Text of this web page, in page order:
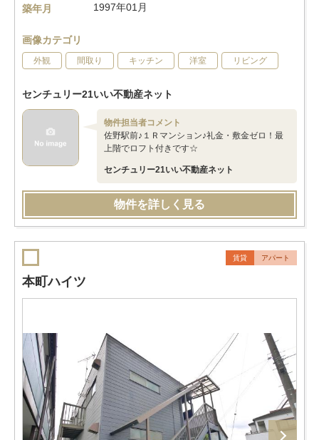
築年月
1997年01月
画像カテゴリ
外観 間取り キッチン 洋室 リビング
センチュリー21いい不動産ネット
物件担当者コメント
佐野駅前♪１Ｒマンション♪礼金・敷金ゼロ！最
上階でロフト付きです☆
センチュリー21いい不動産ネット
物件を詳しく見る
賃貸 アパート
本町ハイツ